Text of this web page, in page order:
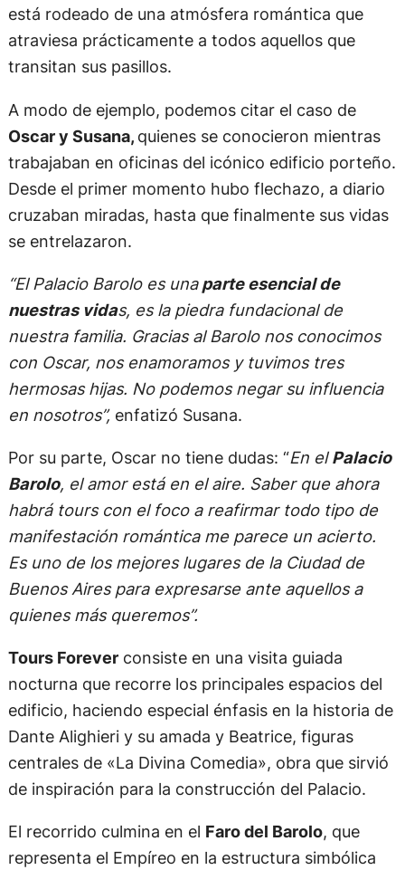
está rodeado de una atmósfera romántica que
atraviesa prácticamente a todos aquellos que
transitan sus pasillos.
A modo de ejemplo, podemos citar el caso de
Oscar y Susana, quienes se conocieron mientras
trabajaban en oficinas del icónico edificio porteño.
Desde el primer momento hubo flechazo, a diario
cruzaban miradas, hasta que finalmente sus vidas
se entrelazaron.
“El Palacio Barolo es unaparte esencial de
nuestras vidas, es la piedra fundacional de
nuestra familia. Gracias al Barolo nos conocimos
con Oscar, nos enamoramos y tuvimos tres
hermosas hijas. No podemos negar su influencia
en nosotros”,enfatizó Susana.
Por su parte, Oscar no tiene dudas: “En elPalacio
Barolo, el amor está en el aire. Saber que ahora
habrá tours con el foco a reafirmar todo tipo de
manifestación romántica me parece un acierto.
Es uno de los mejores lugares de la Ciudad de
Buenos Aires para expresarse ante aquellos a
quienes más queremos”.
Tours Foreverconsiste en una visita guiada
nocturna que recorre los principales espacios del
edificio, haciendo especial énfasis en la historia de
Dante Alighieri y su amada y Beatrice, figuras
centrales de «La Divina Comedia», obra que sirvió
de inspiración para la construcción del Palacio.
El recorrido culmina en el Faro del Barolo, que
representa el Empíreo en la estructura simbólica